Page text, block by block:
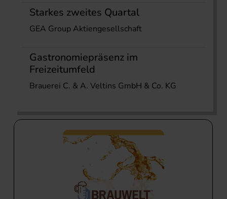
Starkes zweites Quartal
GEA Group Aktiengesellschaft
Gastronomiepräsenz im
Freizeitumfeld
Brauerei C. & A. Veltins GmbH & Co. KG